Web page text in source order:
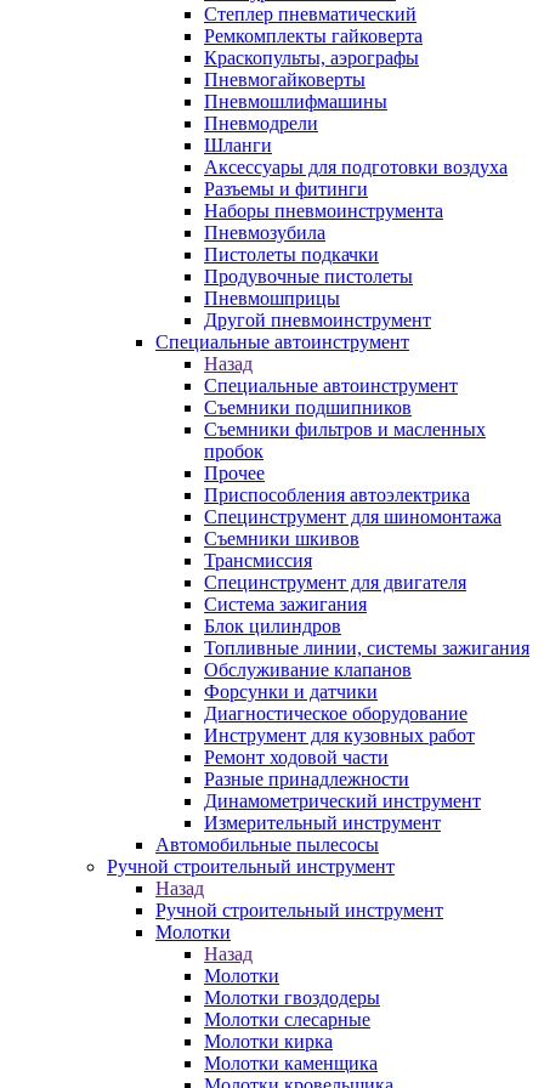
Степлер пневматический
Ремкомплекты гайковерта
Краскопульты, аэрографы
Пневмогайковерты
Пневмошлифмашины
Пневмодрели
Шланги
Аксессуары для подготовки воздуха
Разъемы и фитинги
Наборы пневмоинструмента
Пневмозубила
Пистолеты подкачки
Продувочные пистолеты
Пневмошприцы
Другой пневмоинструмент
Специальные автоинструмент
Назад
Специальные автоинструмент
Съемники подшипников
Съемники фильтров и масленных
пробок
Прочее
Приспособления автоэлектрика
Специнструмент для шиномонтажа
Съемники шкивов
Трансмиссия
Специнструмент для двигателя
Система зажигания
Блок цилиндров
Топливные линии, системы зажигания
Обслуживание клапанов
Форсунки и датчики
Диагностическое оборудование
Инструмент для кузовных работ
Ремонт ходовой части
Разные принадлежности
Динамометрический инструмент
Измерительный инструмент
Автомобильные пылесосы
Ручной строительный инструмент
Назад
Ручной строительный инструмент
Молотки
Назад
Молотки
Молотки гвоздодеры
Молотки слесарные
Молотки кирка
Молотки каменщика